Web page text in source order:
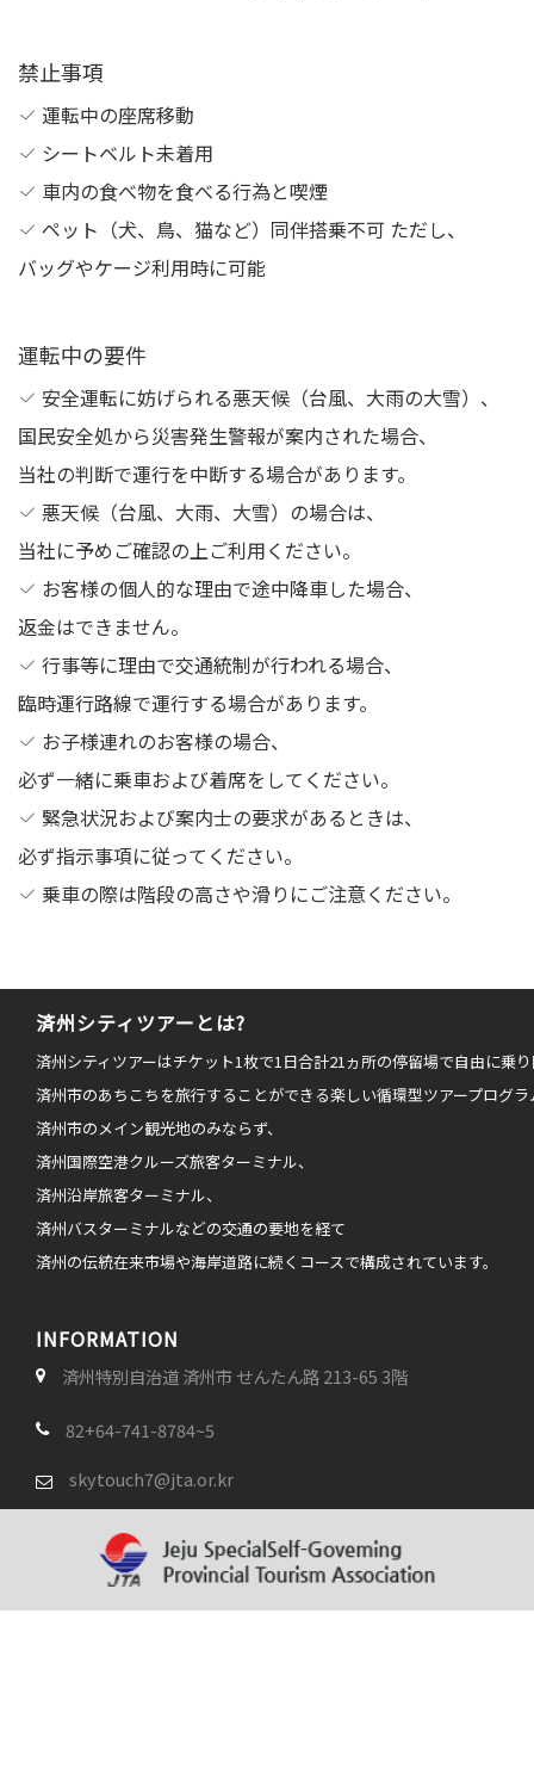
禁止事項
運転中の座席移動
シートベルト未着用
車内の食べ物を食べる行為と喫煙
ペット（犬、鳥、猫など）同伴搭乗不可 ただし、
バッグやケージ利用時に可能
運転中の要件
安全運転に妨げられる悪天候（台風、大雨の大雪）、
国民安全処から災害発生警報が案内された場合、
当社の判断で運行を中断する場合があります。
悪天候（台風、大雨、大雪）の場合は、
当社に予めご確認の上ご利用ください。
お客様の個人的な理由で途中降車した場合、
返金はできません。
行事等に理由で交通統制が行われる場合、
臨時運行路線で運行する場合があります。
お子様連れのお客様の場合、
必ず一緒に乗車および着席をしてください。
緊急状況および案内士の要求があるときは、
必ず指示事項に従ってください。
乗車の際は階段の高さや滑りにご注意ください。
済州シティツアーとは?
済州シティツアーはチケット1枚で1日合計21ヵ所の停留場で自由に乗
済州市のあちこちを旅行することができる楽しい循環型ツアープログラ
済州市のメイン観光地のみならず、
済州国際空港クルーズ旅客ターミナル、
済州沿岸旅客ターミナル、
済州バスターミナルなどの交通の要地を経て
済州の伝統在来市場や海岸道路に続くコースで構成されています。
INFORMATION
済州特別自治道 済州市 せんたん路 213-65 3階
82+64-741-8784~5
skytouch7@jta.or.kr